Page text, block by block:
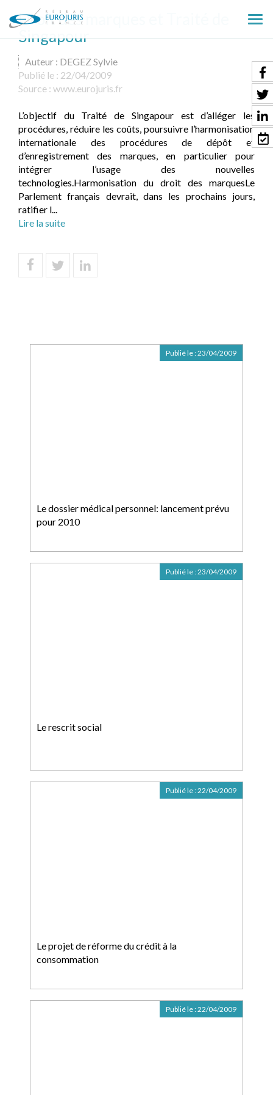
le
Droit des marques et Traité de
Singapour
Auteur : DEGEZ Sylvie
Publié le : 22/04/2009
Source : www.eurojuris.fr
L’objectif du Traité de Singapour est d’alléger les
procédures, réduire les coûts, poursuivre l’harmonisation
internationale des procédures de dépôt et
d’enregistrement des marques, en particulier pour
intégrer l’usage des nouvelles
technologies.Harmonisation du droit des marquesLe
Parlement français devrait, dans les prochains jours,
ratifier l...
Lire la suite
Le dossier médical personnel: lancement prévu
pour 2010
Publié le :23/04/2009
Le rescrit social
Publié le :23/04/2009
Le projet de réforme du crédit à la
consommation
Publié le :22/04/2009
Publié le :22/04/2009